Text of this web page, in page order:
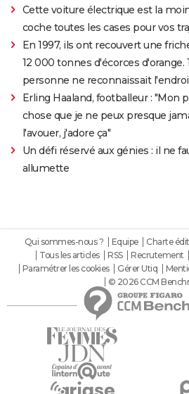
Cette voiture électrique est la
coche toutes les cases pour vos
En 1997, ils ont recouvert une
12 000 tonnes d'écorces d'orange.
personne ne reconnaissait
Erling Haaland, footballeur : "Mon
chose que je ne peux presque
l'avouer, j'adore ça"
Un défi réservé aux génies : il ne
allumette
Qui sommes-nous ? Equipe Charte
Tous les articles
RSS Recrutement
Paramétrer les cookies
Gérer Utiq
© 2026 CCM